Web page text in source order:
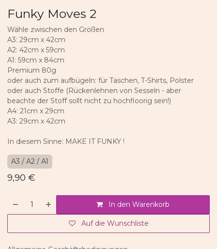
Funky Moves 2
Wähle zwischen den Größen
A3: 29cm x 42cm
A2: 42cm x 59cm
A1: 59cm x 84cm
Premium 80g
oder auch zum aufbügeln: für Taschen, T-Shirts, Polster
oder auch Stoffe (Rückenlehnen von Sesseln - aber
beachte der Stoff sollt nicht zu hochfloorig sein!)
A4: 21cm x 29cm
A3: 29cm x 42cm
In diesem Sinne: MAKE IT FUNKY !
A3 / A2 / A1
9,90 €
In den Warenkorb
Auf die Wunschliste